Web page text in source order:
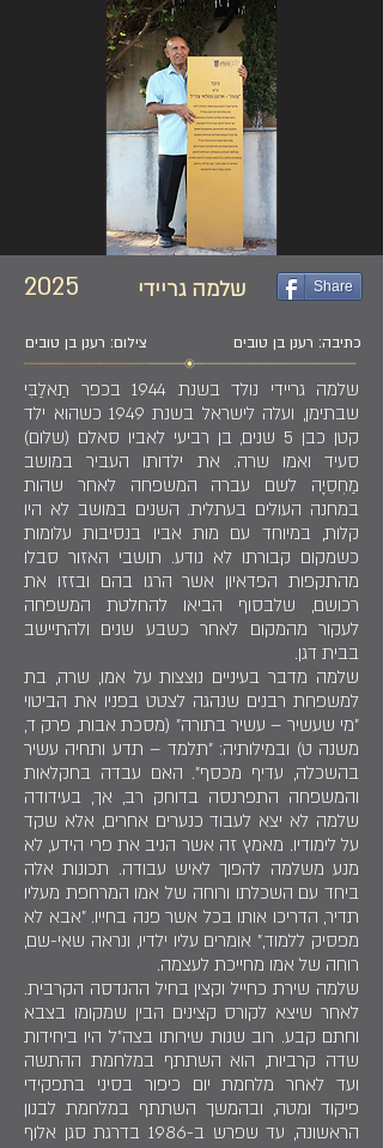
2025 Share שלמה גריידי
צילום: רענן בן טובים כתיבה: רענן בן טובים
שלמה גריידי נולד בשנת 1944 בכפר תַאלַבִּי
שבתימן, ועלה לישראל בשנת 1949 כשהוא ילד
קטן כבן 5 שנים, בן רביעי לאביו סאלם (שלום)
סעיד ואמו שרה. את ילדותו העביר במושב
מַחְסֵיָה לשם עברה המשפחה לאחר שהות
במחנה העולים בעתלית. השנים במושב לא היו
קלות, במיוחד עם מות אביו בנסיבות עלומות
כשמקום קבורתו לא נודע. תושבי האזור סבלו
מהתקפות הפדאיון אשר הרגו בהם ובזזו את
רכושם, שלבסוף הביאו להחלטת המשפחה
לעקור מהמקום לאחר כשבע שנים ולהתיישב
בבית דגן.
שלמה מדבר בעיניים נוצצות על אמו, שרה, בת
למשפחת רבנים שנהגה לצטט בפניו את הביטוי
"מי שעשיר – עשיר בתורה" (מסכת אבות, פרק ד,
משנה ט) ובמילותיה: "תלמד – תדע ותחיה עשיר
בהשכלה, עדיף מכסף". האם עבדה בחקלאות
והמשפחה התפרנסה בדוחק רב, אך, בעידודה
שלמה לא יצא לעבוד כנערים אחרים, אלא שקד
על לימודיו. מאמץ זה אשר הניב את פרי הידע, לא
מנע משלמה להפוך לאיש עבודה. תכונות אלה
ביחד עם השכלתו ורוחה של אמו המרחפת מעליו
תדיר, הדריכו אותו בכל אשר פנה בחייו. "אבא לא
מפסיק ללמוד," אומרים עליו ילדיו, ונראה שאי-שם,
רוחה של אמו מחייכת לעצמה.
שלמה שירת כחייל וקצין בחיל ההנדסה הקרבית.
לאחר שיצא לקורס קצינים הבין שמקומו בצבא
וחתם קבע. רוב שנות שירותו בצה"ל היו ביחידות
שדה קרביות, הוא השתתף במלחמת ההתשה
ועד לאחר מלחמת יום כיפור בסיני בתפקידי
פיקוד ומטה, ובהמשך השתתף במלחמת לבנון
הראשונה, עד שפרש ב-1986 בדרגת סגן אלוף